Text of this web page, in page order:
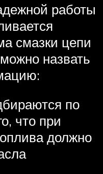
работы
смазки цепи
назвать
по
что при
должно